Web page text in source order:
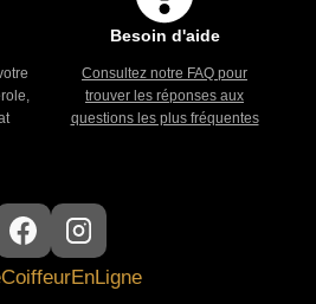
Besoin d'aide
Consultez notre FAQ pour
trouver les réponses aux
questions les plus fréquentes